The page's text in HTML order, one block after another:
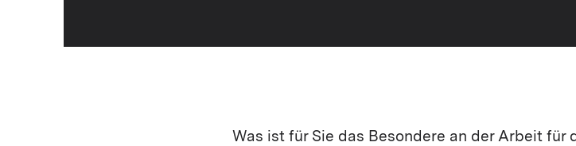
Was ist für Sie das Besondere an der Arbeit für